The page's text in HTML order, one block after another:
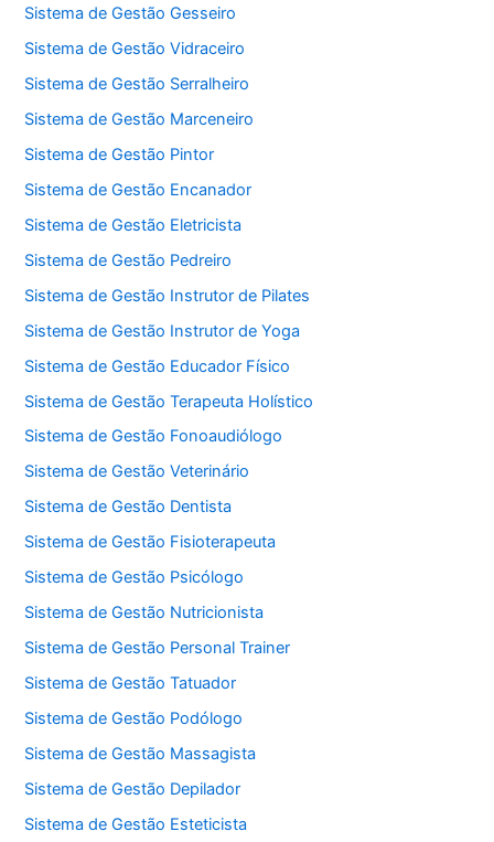
Sistema de Gestão Gesseiro
Sistema de Gestão Vidraceiro
Sistema de Gestão Serralheiro
Sistema de Gestão Marceneiro
Sistema de Gestão Pintor
Sistema de Gestão Encanador
Sistema de Gestão Eletricista
Sistema de Gestão Pedreiro
Sistema de Gestão Instrutor de Pilates
Sistema de Gestão Instrutor de Yoga
Sistema de Gestão Educador Físico
Sistema de Gestão Terapeuta Holístico
Sistema de Gestão Fonoaudiólogo
Sistema de Gestão Veterinário
Sistema de Gestão Dentista
Sistema de Gestão Fisioterapeuta
Sistema de Gestão Psicólogo
Sistema de Gestão Nutricionista
Sistema de Gestão Personal Trainer
Sistema de Gestão Tatuador
Sistema de Gestão Podólogo
Sistema de Gestão Massagista
Sistema de Gestão Depilador
Sistema de Gestão Esteticista